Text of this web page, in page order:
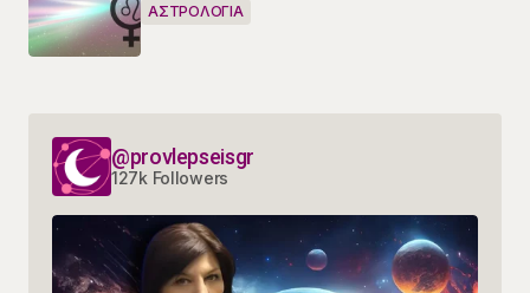
ΑΣΤΡΟΛΟΓΙΑ
@provlepseisgr
127k Followers